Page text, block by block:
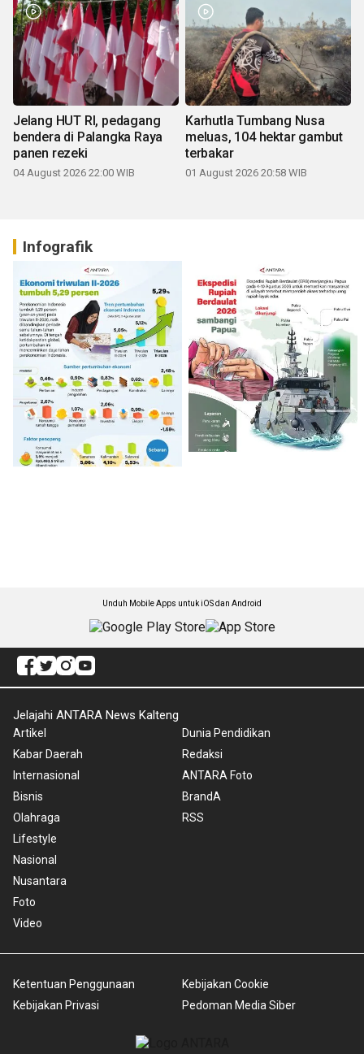
Jelang HUT RI, pedagang
bendera di Palangka Raya
panen rezeki
04 August 2026 22:00 WIB
Karhutla Tumbang Nusa
meluas, 104 hektar gambut
terbakar
01 August 2026 20:58 WIB
Infografik
Unduh Mobile Apps untuk iOS dan Android
Jelajahi ANTARA News Kalteng
Artikel
Kabar Daerah
Internasional
Bisnis
Olahraga
Lifestyle
Nasional
Nusantara
Foto
Video
Dunia Pendidikan
Redaksi
ANTARA Foto
BrandA
RSS
Ketentuan Penggunaan
Kebijakan Privasi
Kebijakan Cookie
Pedoman Media Siber